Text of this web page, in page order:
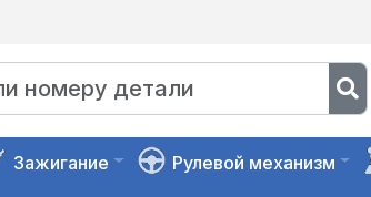
Зажигание Рулевой механизм